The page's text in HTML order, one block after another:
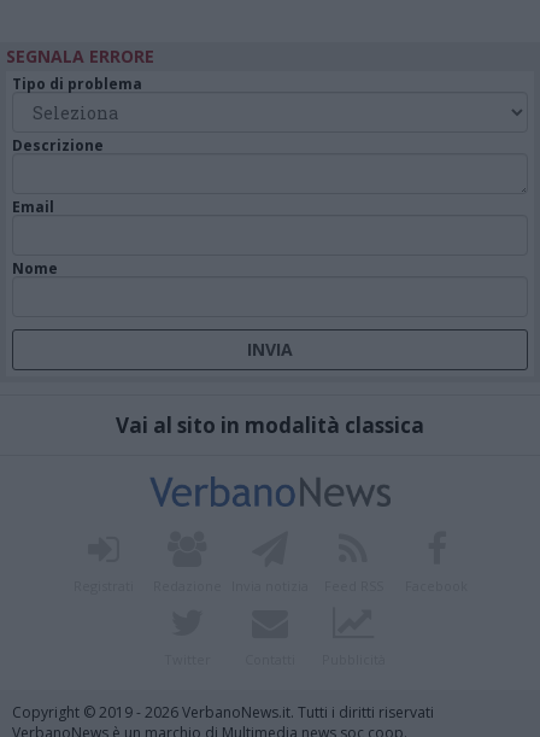
SEGNALA ERRORE
Tipo di problema
Descrizione
Email
Nome
Vai al sito in modalità classica
Copyright © 2019 - 2026 VerbanoNews.it. Tutti i diritti riservati
VerbanoNews è un marchio di Multimedia news soc coop.